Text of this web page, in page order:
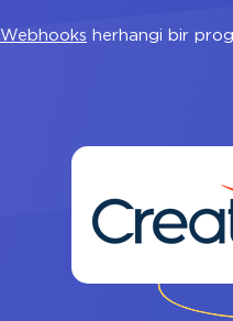
Webhooks herhangi bir